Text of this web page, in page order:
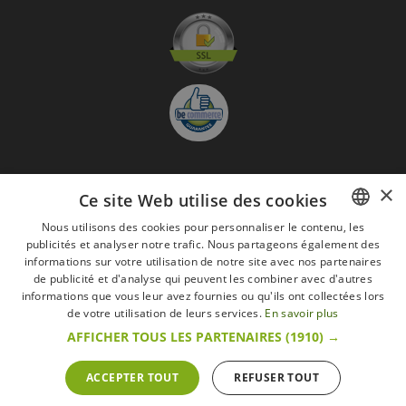
S'abonner à la Newsletter
GO
Je suis d'accord avec
Toutes les marques Conditions générales
Mentions légales
Retour & Droit de rétractation
FAQ Recrutement
s'entendent toutes taxes comprises.
Conformément au livre VI « Pratiques du marché et protection du consommateur » du
Code belge de droit économique.
Le Client agissant en tant que consommateur dispose d’un droit de
FRENCH
DUTCH
×
Ce site Web utilise des cookies
Nous utilisons des cookies pour personnaliser le contenu, les
publicités et analyser notre trafic. Nous partageons également des
informations sur votre utilisation de notre site avec nos partenaires
de publicité et d'analyse qui peuvent les combiner avec d'autres
informations que vous leur avez fournies ou qu'ils ont collectées lors
de votre utilisation de leurs services. En savoir plus
AFFICHER TOUS LES PARTENAIRES (1910) →
ACCEPTER TOUT REFUSER TOUT